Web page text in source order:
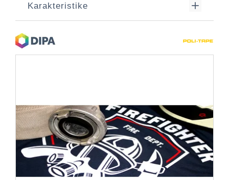
Karakteristike